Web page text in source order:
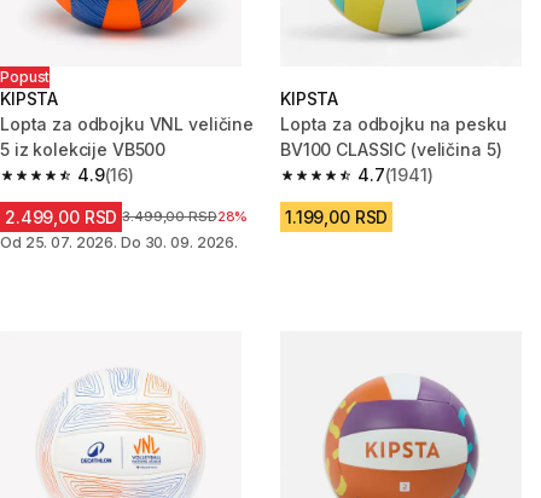
Popust
KIPSTA
Lopta za odbojku VNL veličine
5 iz kolekcije VB500
4.9
4.9 od 5 zvezdica from 16 Recenzije
(16)
2.499,00 RSD Cena pre sniženja
3.499,00 RSD28%
Od 25. 07. 2026. Do 30. 09. 2026.
KIPSTA
Lopta za odbojku na pesku
BV100 CLASSIC (veličina 5)
4.7
4.7 od 5 zvezdica from 1941
(1941)
1.199,00 RSD